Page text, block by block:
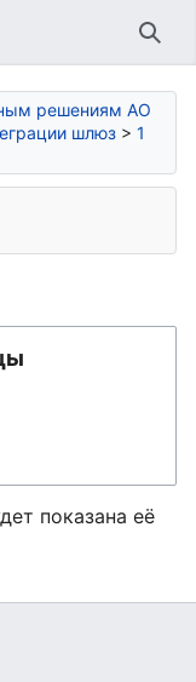
решениям АО
шлюз > 1
показана её